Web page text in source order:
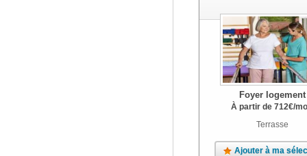
Foyer logement
À partir de 712€/
Terrasse
Ajouter à ma